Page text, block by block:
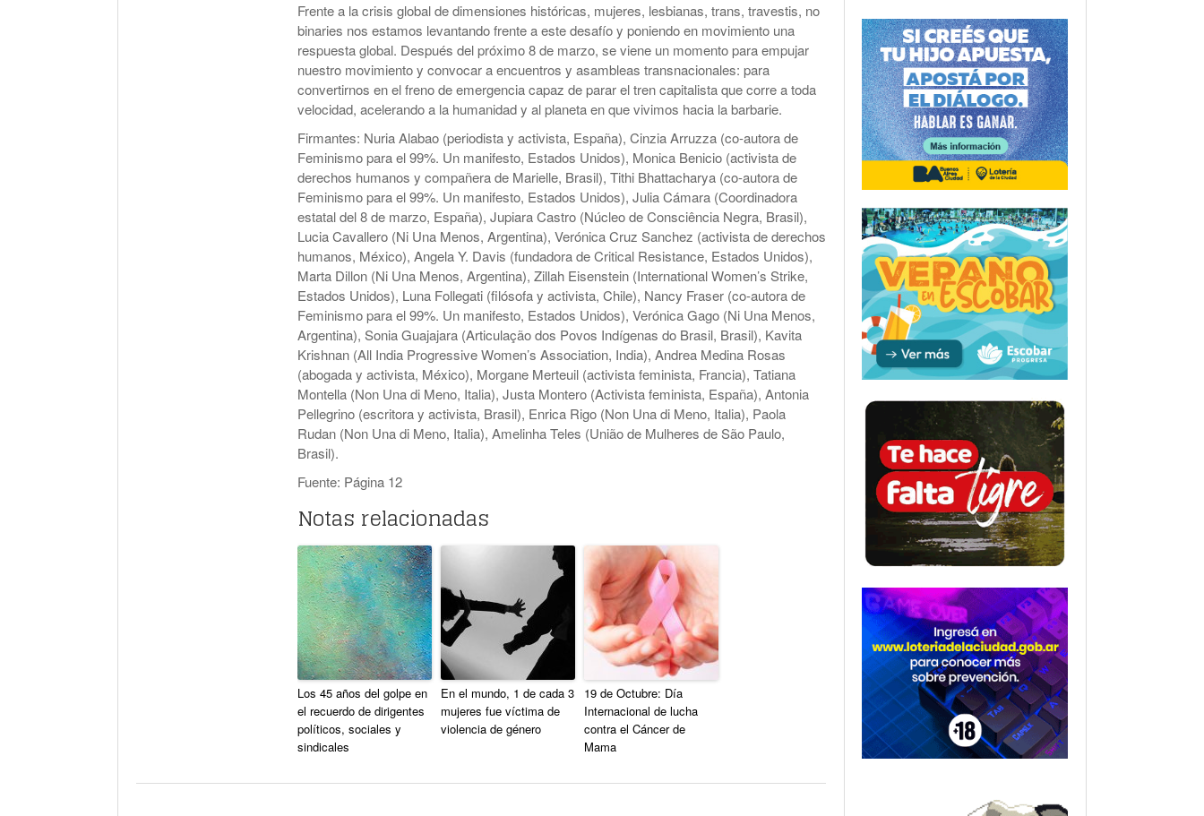
Frente a la crisis global de dimensiones históricas, mujeres, lesbianas, trans, travestis, no
binaries nos estamos levantando frente a este desafío y poniendo en movimiento una
respuesta global. Después del próximo 8 de marzo, se viene un momento para empujar
nuestro movimiento y convocar a encuentros y asambleas transnacionales: para
convertirnos en el freno de emergencia capaz de parar el tren capitalista que corre a toda
velocidad, acelerando a la humanidad y al planeta en que vivimos hacia la barbarie.
Firmantes: Nuria Alabao (periodista y activista, España), Cinzia Arruzza (co-autora de
Feminismo para el 99%. Un manifesto, Estados Unidos), Monica Benicio (activista de
derechos humanos y compañera de Marielle, Brasil), Tithi Bhattacharya (co-autora de
Feminismo para el 99%. Un manifesto, Estados Unidos), Julia Cámara (Coordinadora
estatal del 8 de marzo, España), Jupiara Castro (Núcleo de Consciência Negra, Brasil),
Lucia Cavallero (Ni Una Menos, Argentina), Verónica Cruz Sanchez (activista de derechos
humanos, México), Angela Y. Davis (fundadora de Critical Resistance, Estados Unidos),
Marta Dillon (Ni Una Menos, Argentina), Zillah Eisenstein (International Women’s Strike,
Estados Unidos), Luna Follegati (filósofa y activista, Chile), Nancy Fraser (co-autora de
Feminismo para el 99%. Un manifesto, Estados Unidos), Verónica Gago (Ni Una Menos,
Argentina), Sonia Guajajara (Articulação dos Povos Indígenas do Brasil, Brasil), Kavita
Krishnan (All India Progressive Women’s Association, India), Andrea Medina Rosas
(abogada y activista, México), Morgane Merteuil (activista feminista, Francia), Tatiana
Montella (Non Una di Meno, Italia), Justa Montero (Activista feminista, España), Antonia
Pellegrino (escritora y activista, Brasil), Enrica Rigo (Non Una di Meno, Italia), Paola
Rudan (Non Una di Meno, Italia), Amelinha Teles (União de Mulheres de São Paulo,
Brasil).
Fuente: Página 12
Notas relacionadas
Los 45 años del golpe en
el recuerdo de dirigentes
políticos, sociales y
sindicales
En el mundo, 1 de cada 3
mujeres fue víctima de
violencia de género
19 de Octubre: Día
Internacional de lucha
contra el Cáncer de
Mama